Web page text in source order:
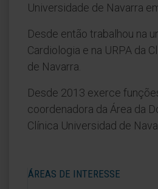
Universidade de Navarra
Desde então trabalhou na
Cardiologia e na URPA da
de Navarra.
Desde 2013 exerce
coordenadora da Área da
Clínica Universidad de
ÁREAS DE INTERESSE